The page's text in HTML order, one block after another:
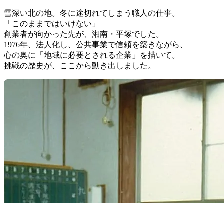
雪深い北の地。冬に途切れてしまう職人の仕事。
「このままではいけない」
創業者が向かった先が、湘南・平塚でした。
1976年、法人化し、公共事業で信頼を築きながら、
心の奥に「地域に必要とされる企業」を描いて。
挑戦の歴史が、ここから動き出しました。